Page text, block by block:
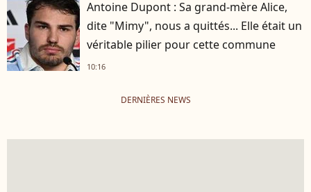
Antoine Dupont : Sa grand-mère Alice,
dite "Mimy", nous a quittés... Elle était un
véritable pilier pour cette commune
10:16
DERNIÈRES NEWS